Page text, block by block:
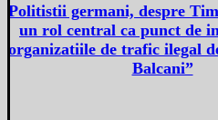
Politistii germani, despre
un rol central ca punct de
organizatiile de trafic ilegal
Balcani”